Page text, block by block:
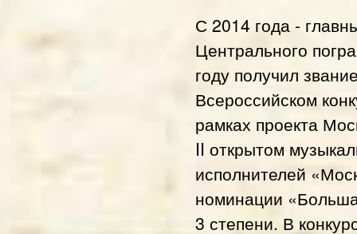
С 2014 года -
Центрального
году получил
Всероссийском
рамках проекта
II открытом
исполнителей
номинации
3 степени. В